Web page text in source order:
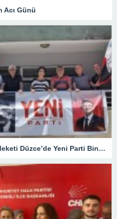
Acı Günü
Gazeteci KESKİN Ailesi Memleketi Düzce’de Yeni Parti Binasını Ziyaret Etti